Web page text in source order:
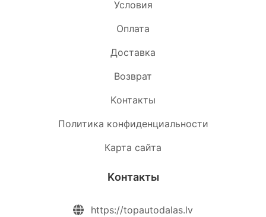
Условия
Oплата
Доставка
Возврат
Kонтакты
Политика конфиденциальности
Карта сайта
Kонтакты
https://topautodalas.lv